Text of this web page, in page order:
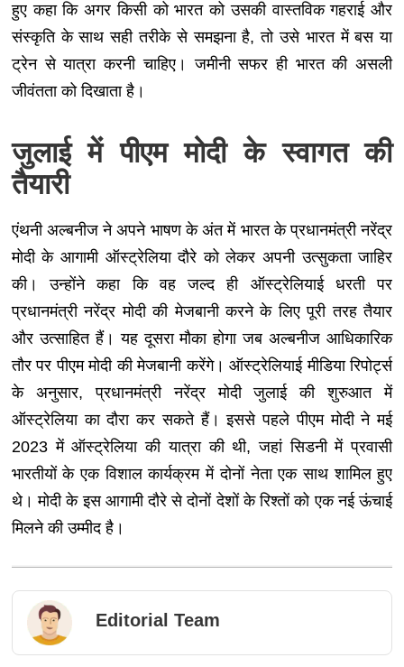
हुए कहा कि अगर किसी को भारत को उसकी वास्तविक गहराई और
संस्कृति के साथ सही तरीके से समझना है, तो उसे भारत में बस या
ट्रेन से यात्रा करनी चाहिए। जमीनी सफर ही भारत की असली
जीवंतता को दिखाता है।
जुलाई में पीएम मोदी के स्वागत की
तैयारी
एंथनी अल्बनीज ने अपने भाषण के अंत में भारत के प्रधानमंत्री नरेंद्र
मोदी के आगामी ऑस्ट्रेलिया दौरे को लेकर अपनी उत्सुकता जाहिर
की। उन्होंने कहा कि वह जल्द ही ऑस्ट्रेलियाई धरती पर
प्रधानमंत्री नरेंद्र मोदी की मेजबानी करने के लिए पूरी तरह तैयार
और उत्साहित हैं। यह दूसरा मौका होगा जब अल्बनीज आधिकारिक
तौर पर पीएम मोदी की मेजबानी करेंगे। ऑस्ट्रेलियाई मीडिया रिपोर्ट्स
के अनुसार, प्रधानमंत्री नरेंद्र मोदी जुलाई की शुरुआत में
ऑस्ट्रेलिया का दौरा कर सकते हैं। इससे पहले पीएम मोदी ने मई
2023 में ऑस्ट्रेलिया की यात्रा की थी, जहां सिडनी में प्रवासी
भारतीयों के एक विशाल कार्यक्रम में दोनों नेता एक साथ शामिल हुए
थे। मोदी के इस आगामी दौरे से दोनों देशों के रिश्तों को एक नई ऊंचाई
मिलने की उम्मीद है।
Editorial Team